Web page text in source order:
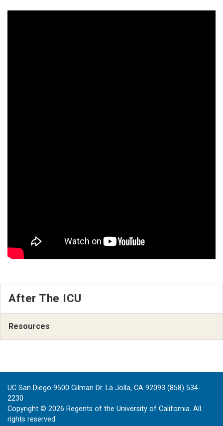
After The ICU
Resources
UC San Diego 9500 Gilman Dr. La Jolla, CA 92093 (858) 534-
2230
Copyright © 2026 Regents of the University of California. All
rights reserved.